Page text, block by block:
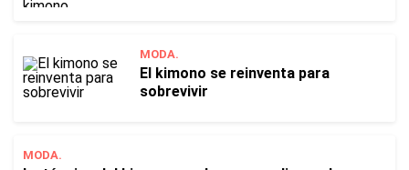
MODA.
El kimono se reinventa para
sobrevivir
MODA.